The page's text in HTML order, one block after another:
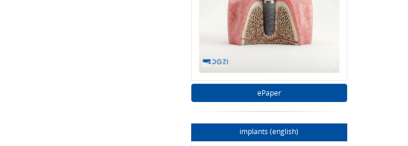
ePaper
implants (english)